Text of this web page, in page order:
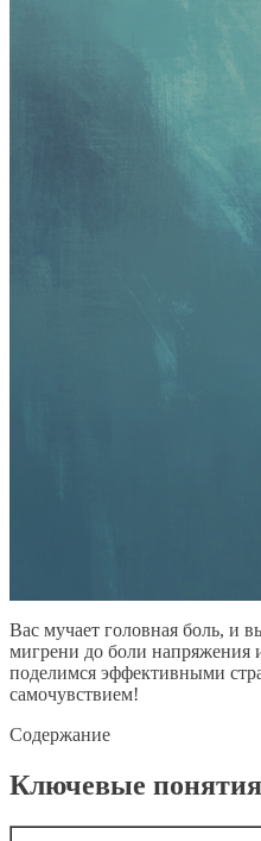
Вас мучает головная боль, и
мигрени до боли напряжения
поделимся эффективными
самочувствием!
Содержание
Ключевые понятия